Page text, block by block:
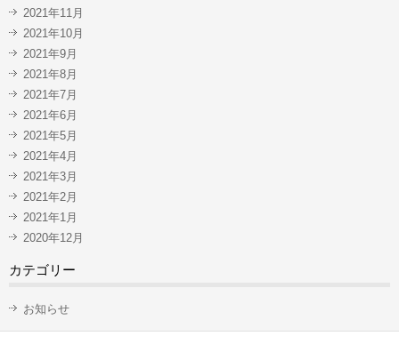
2021年11月
2021年10月
2021年9月
2021年8月
2021年7月
2021年6月
2021年5月
2021年4月
2021年3月
2021年2月
2021年1月
2020年12月
カテゴリー
お知らせ